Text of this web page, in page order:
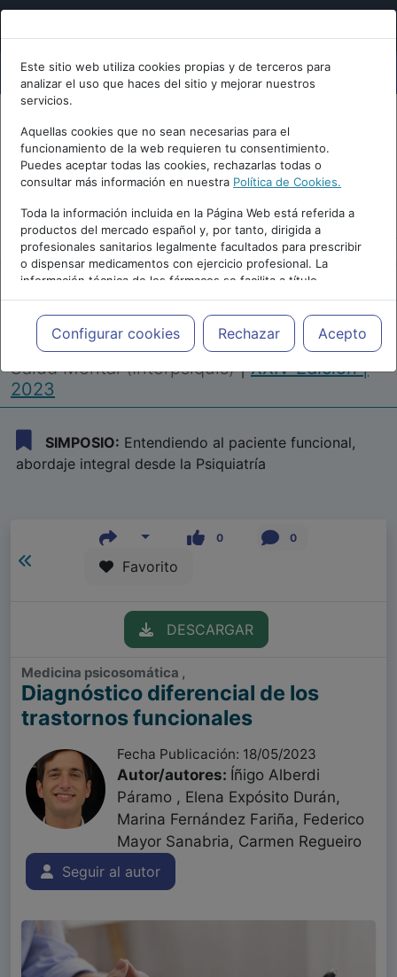
Este sitio web utiliza cookies propias y de terceros para
analizar el uso que haces del sitio y mejorar nuestros
servicios.
Aquellas cookies que no sean necesarias para el
funcionamiento de la web requieren tu consentimiento.
Puedes aceptar todas las cookies, rechazarlas todas o
consultar más información en nuestra Política de Cookies.
Toda la información incluida en la Página Web está referida a
productos del mercado español y, por tanto, dirigida a
profesionales sanitarios legalmente facultados para prescribir
o dispensar medicamentos con ejercicio profesional. La
información técnica de los fármacos se facilita a título
meramente informativo, siendo responsabilidad de los
profesionales facultados prescribir medicamentos y decidir, en
cada caso concreto, el tratamiento más adecuado a las
necesidades del paciente.
Configurar cookies Rechazar Acepto
Repositorio de Artículos |Congreso Virtual
Internacional de Psiquiatría, Psicología y
Salud Mental (Interpsiquis)|XXIV Edición |
2023
SIMPOSIO: Entendiendo al paciente funcional,
abordaje integral desde la Psiquiatría
0 0
Favorito
DESCARGAR
Medicina psicosomática ,
Diagnóstico diferencial de los
trastornos funcionales
Fecha Publicación: 18/05/2023
Autor/autores: Íñigo Alberdi
Páramo , Elena Expósito Durán,
Marina Fernández Fariña, Federico
Mayor Sanabria, Carmen Regueiro
Seguir al autor